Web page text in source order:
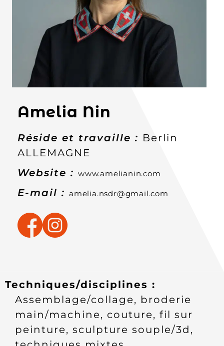
Amelia Nin
Réside et travaille : Berlin
ALLEMAGNE
Website : www.amelianin.com
E-mail : amelia.nsdr@gmail.com
Techniques/disciplines :
assemblage/collage, broderie
main/machine, couture, fil sur
peinture, sculpture souple/3d,